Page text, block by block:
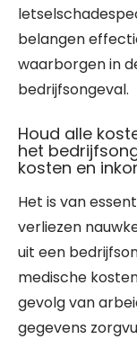
belangen
waarborgen in
bedrijfsongeval.
Houd alle
het
kosten en
Het is van
verliezen
uit een
medische
gevolg van
gegevens